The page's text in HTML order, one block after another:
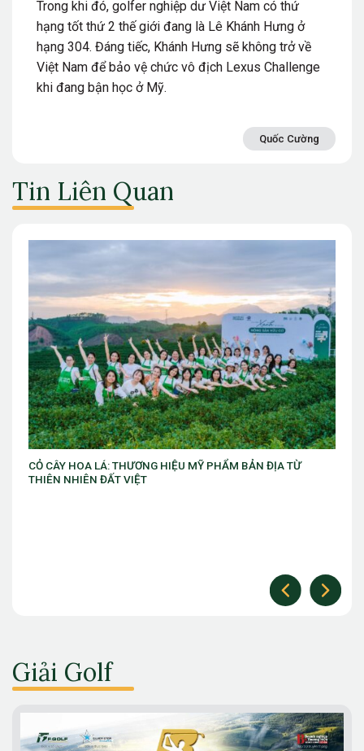
Trong khi đó, golfer nghiệp dư Việt Nam có thứ
hạng tốt thứ 2 thế giới đang là Lê Khánh Hưng ở
hạng 304. Đáng tiếc, Khánh Hưng sẽ không trở về
Việt Nam để bảo vệ chức vô địch Lexus Challenge
khi đang bận học ở Mỹ.
Quốc Cường
Tin Liên Quan
MỸ PHẨM BẢN ĐỊA TỪ
VIB ra mắt chương trình “VIB
Giải Golf